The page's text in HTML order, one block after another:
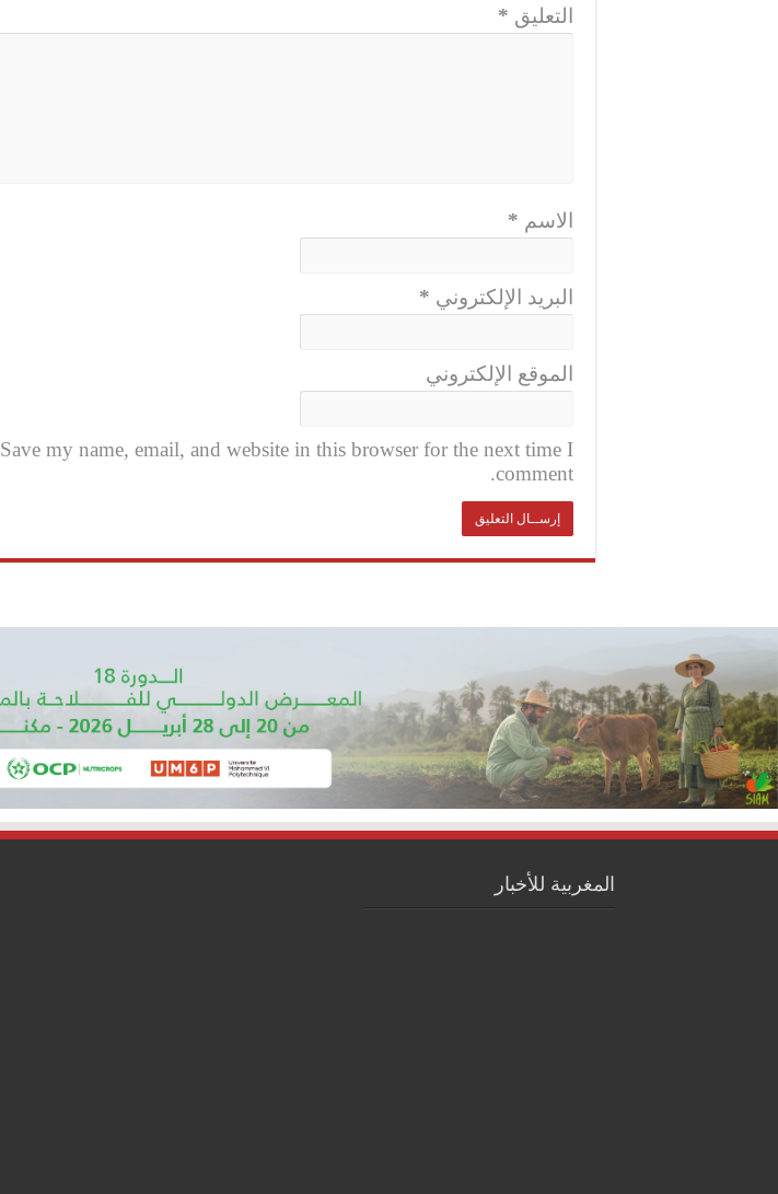
التعليق *
الاسم *
البريد الإلكتروني *
الموقع الإلكتروني
Save my name, email, and website in this browser for the next time I
comment.
المغربية للأخبار